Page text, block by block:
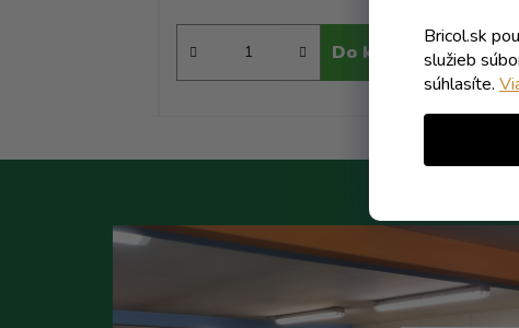
Bricol.sk
služieb
súhlasíte.
Do košíka